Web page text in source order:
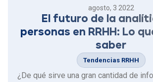
agosto, 3 2022
El futuro de la
personas en RRHH: Lo
saber
Tendencias RRHH
¿De qué sirve una gran cantidad de